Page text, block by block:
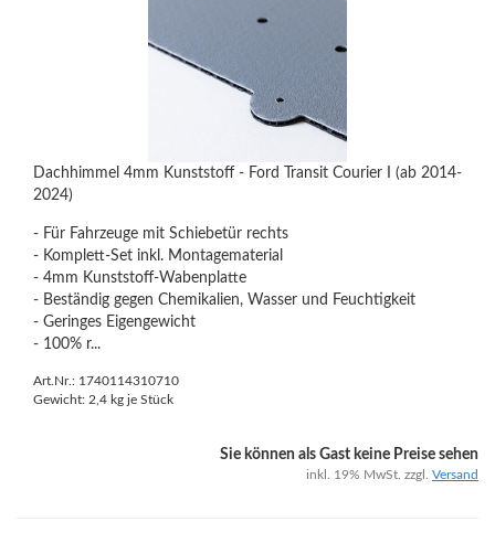
Dachhimmel 4mm Kunststoff - Ford Transit Courier I (ab 2014-
2024)
- Für Fahrzeuge mit Schiebetür rechts
- Komplett-Set inkl. Montagematerial
- 4mm Kunststoff-Wabenplatte
- Beständig gegen Chemikalien, Wasser und Feuchtigkeit
- Geringes Eigengewicht
- 100% r...
Art.Nr.: 1740114310710
Gewicht: 2,4 kg je Stück
Sie können als Gast keine Preise sehen
inkl. 19% MwSt. zzgl. Versand